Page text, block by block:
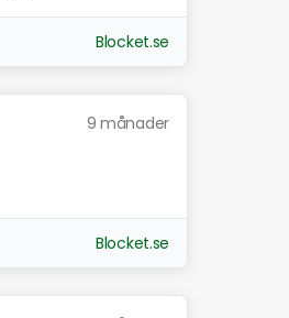
Blocket.se
9 månader
Blocket.se